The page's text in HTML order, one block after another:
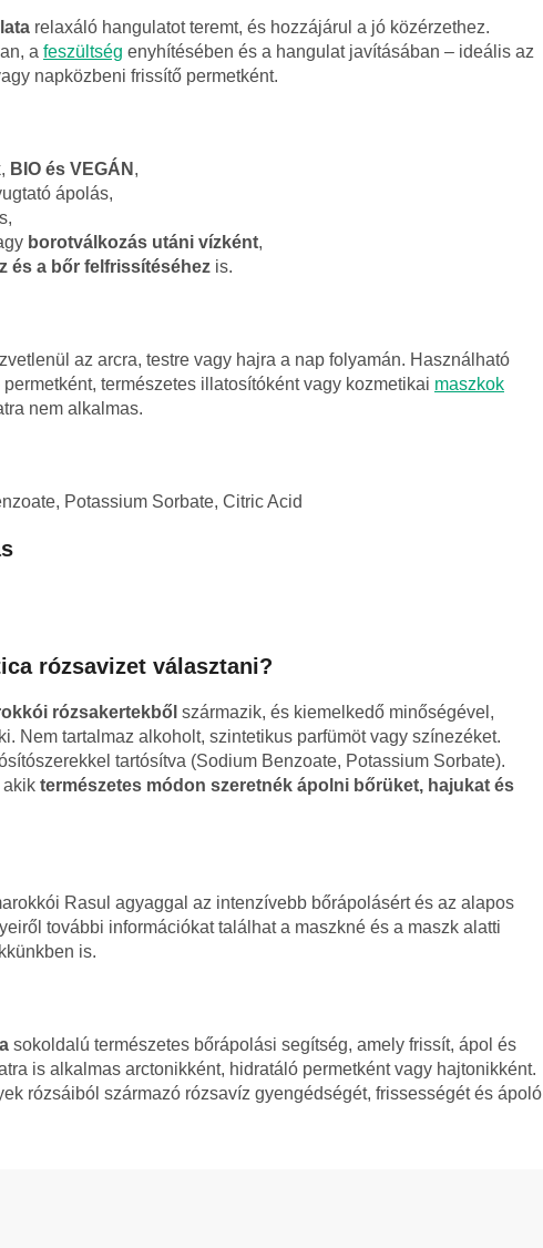
relaxáló hangulatot teremt, és hozzájárul a jó közérzethez.
a feszültség enyhítésében és a hangulat javításában – ideális az
napközbeni frissítő permetként.
BIO és VEGÁN ,
ápolás,
borotválkozás utáni vízként,
és a bőr felfrissítéséhez is.
az arcra, testre vagy hajra a nap folyamán. Használható
természetes illatosítóként vagy kozmetikai maszkok
nem alkalmas.
Potassium Sorbate, Citric Acid
rózsavizet választani?
rózsakertekből származik, és kiemelkedő minőségével,
Nem tartalmaz alkoholt, szintetikus parfümöt vagy színezéket.
tartósítva (Sodium Benzoate, Potassium Sorbate).
akik természetes módon szeretnék ápolni bőrüket, hajukat és
Rasul agyaggal az intenzívebb bőrápolásért és az alapos
további információkat találhat a maszkné és a maszk alatti
is.
sokoldalú természetes bőrápolási segítség, amely frissít, ápol és
is alkalmas arctonikként, hidratáló permetként vagy hajtonikként.
rózsáiból származó rózsavíz gyengédségét, frissességét és ápoló